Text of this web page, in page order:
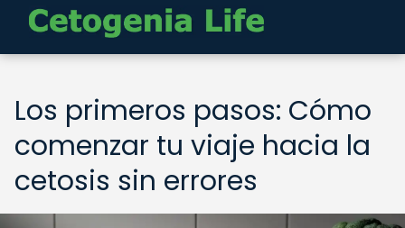
Los primeros pasos: Cómo
comenzar tu viaje hacia la
cetosis sin errores